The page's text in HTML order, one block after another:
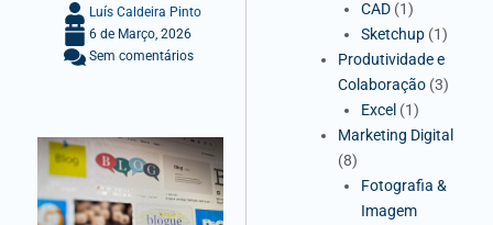
Luís Caldeira Pinto
6 de Março, 2026
Sem comentários
CAD (1)
Sketchup (1)
Produtividade e
Colaboração (3)
Excel (1)
Marketing Digital
(8)
Fotografia &
Imagem